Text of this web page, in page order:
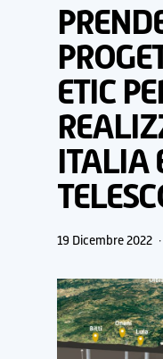
ETIC
ITALIA
19 Dicembre 2022